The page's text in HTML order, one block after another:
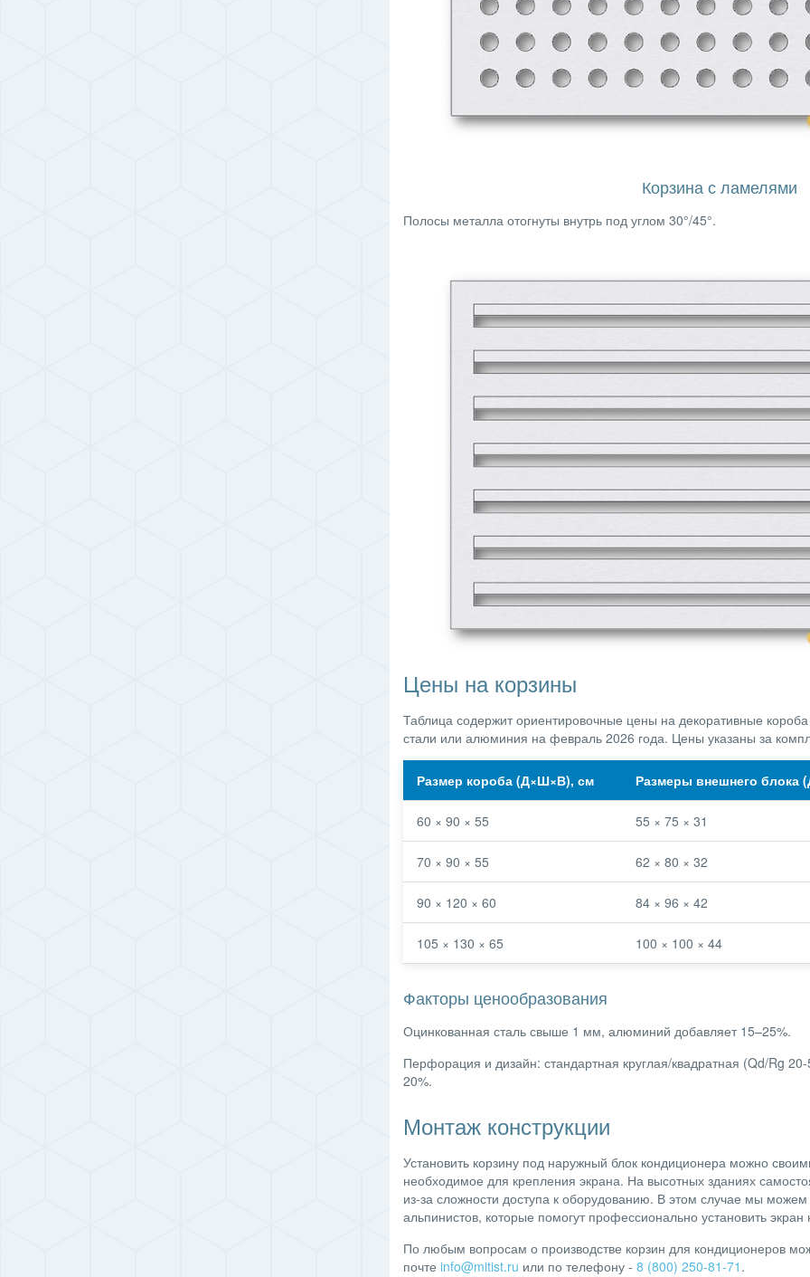
Корзина с ламелями
Полосы металла отогнуты внутрь под углом 30°/45°.
Цены на корзины
Таблица содержит ориентировочные цены на декоративные
стали или алюминия на февраль 2026 года. Цены указаны за
Размер короба (Д×Ш×В), см Размеры внешнего блока
60 × 90 × 55 55 × 75 × 31
70 × 90 × 55 62 × 80 × 32
90 × 120 × 60 84 × 96 × 42
105 × 130 × 65 100 × 100 × 44
Факторы ценообразования
Оцинкованная сталь свыше 1 мм, алюминий добавляет 15–25%.
Перфорация и дизайн: стандартная круглая/квадратная (Qd/Rg
20%.
Монтаж конструкции
Установить корзину под наружный блок кондиционера можно
необходимое для крепления экрана. На высотных зданиях
из-за сложности доступа к оборудованию. В этом случае мы
альпинистов, которые помогут профессионально установить
По любым вопросам о производстве корзин для кондиционеров
почте info@mitist.ru или по телефону - 8 (800) 250-81-71 .